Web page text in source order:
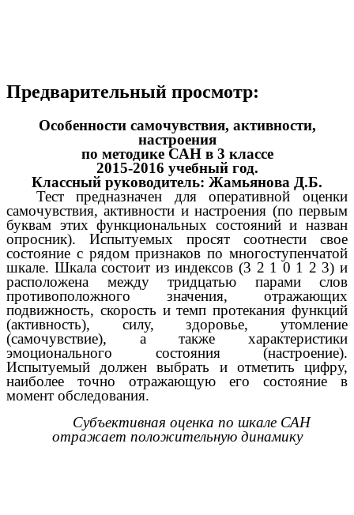
Предварительный просмотр:
Особенности самочувствия, активности,
настроения
по методике САН в 3 классе
2015-2016 учебный год.
Классный руководитель: Жамьянова Д.Б.
Тест предназначен для оперативной оценки
самочувствия, активности и настроения (по первым
буквам этих функциональных состояний и назван
опросник). Испытуемых просят соотнести свое
состояние с рядом признаков по многоступенчатой
шкале. Шкала состоит из индексов (3 2 1 0 1 2 3) и
расположена между тридцатью парами слов
противоположного значения, отражающих
подвижность, скорость и темп протекания функций
(активность), силу, здоровье, утомление
(самочувствие), а также характеристики
эмоционального состояния (настроение).
Испытуемый должен выбрать и отметить цифру,
наиболее точно отражающую его состояние в
момент обследования.
Субъективная оценка по шкале САН
отражает положительную динамику